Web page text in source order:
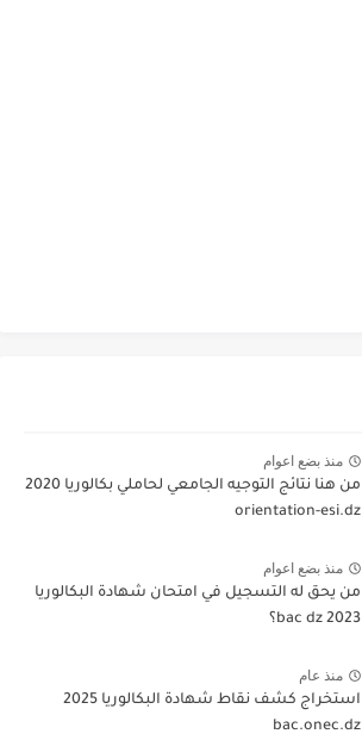
منذ بضع اعوام
من هنا نتائج التوجيه الجامعي لحاملي بكالوريا 2020
orientation-esi.dz
منذ بضع اعوام
من يحق له التسجيل في امتحان شهادة البكالوريا
bac dz 2023؟
منذ عام
استخراج كشف نقاط شهادة البكالوريا 2025
bac.onec.dz